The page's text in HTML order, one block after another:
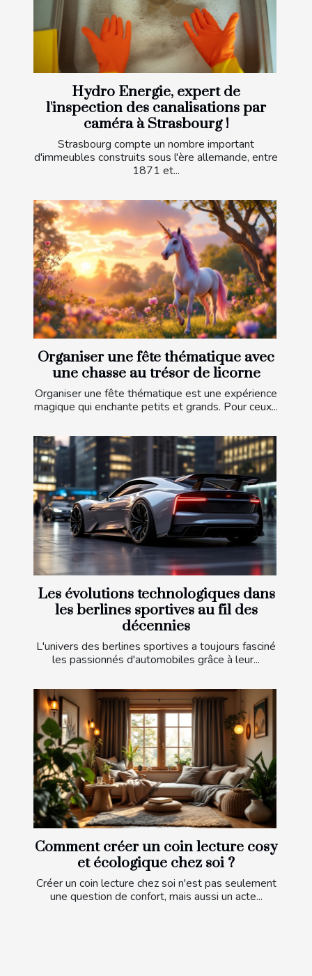
Hydro Energie, expert de
l'inspection des canalisations par
caméra à Strasbourg !
Strasbourg compte un nombre important
d'immeubles construits sous l'ère allemande, entre
1871 et...
Organiser une fête thématique avec
une chasse au trésor de licorne
Organiser une fête thématique est une expérience
magique qui enchante petits et grands. Pour ceux...
Les évolutions technologiques dans
les berlines sportives au fil des
décennies
L'univers des berlines sportives a toujours fasciné
les passionnés d'automobiles grâce à leur...
Comment créer un coin lecture cosy
et écologique chez soi ?
Créer un coin lecture chez soi n'est pas seulement
une question de confort, mais aussi un acte...